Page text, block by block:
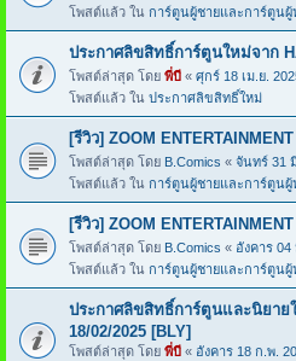
โพสต์แล้ว ใน การ์ตูนผู้ชายและการ์ตูน
ประกาศลิขสิทธิ์การ์ตูนใหม่จาก
โพสต์ล่าสุด โดย พี่บี « ศุกร์ 18 เม.ย.
โพสต์แล้ว ใน ประกาศลิขสิทธิ์ใหม่
[รีวิว] ZOOM
โพสต์ล่าสุด โดย B.Comics « จันทร์ 31
โพสต์แล้ว ใน การ์ตูนผู้ชายและการ์ตูน
[รีวิว] ZOOM
โพสต์ล่าสุด โดย B.Comics « อังคาร 04
โพสต์แล้ว ใน การ์ตูนผู้ชายและการ์ตูน
ประกาศลิขสิทธิ์การ์ตูนและนิยาย
18/02/2025 [BLY]
โพสต์ล่าสุด โดย พี่บี « อังคาร 18 ก.พ.